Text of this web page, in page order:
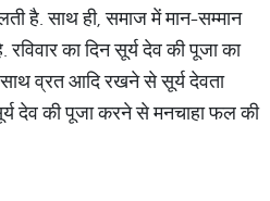
है. साथ ही, समाज में मान-सम्मान
रविवार का दिन सूर्य देव की पूजा का
व्रत आदि रखने से सूर्य देवता
देव की पूजा करने से मनचाहा फल की